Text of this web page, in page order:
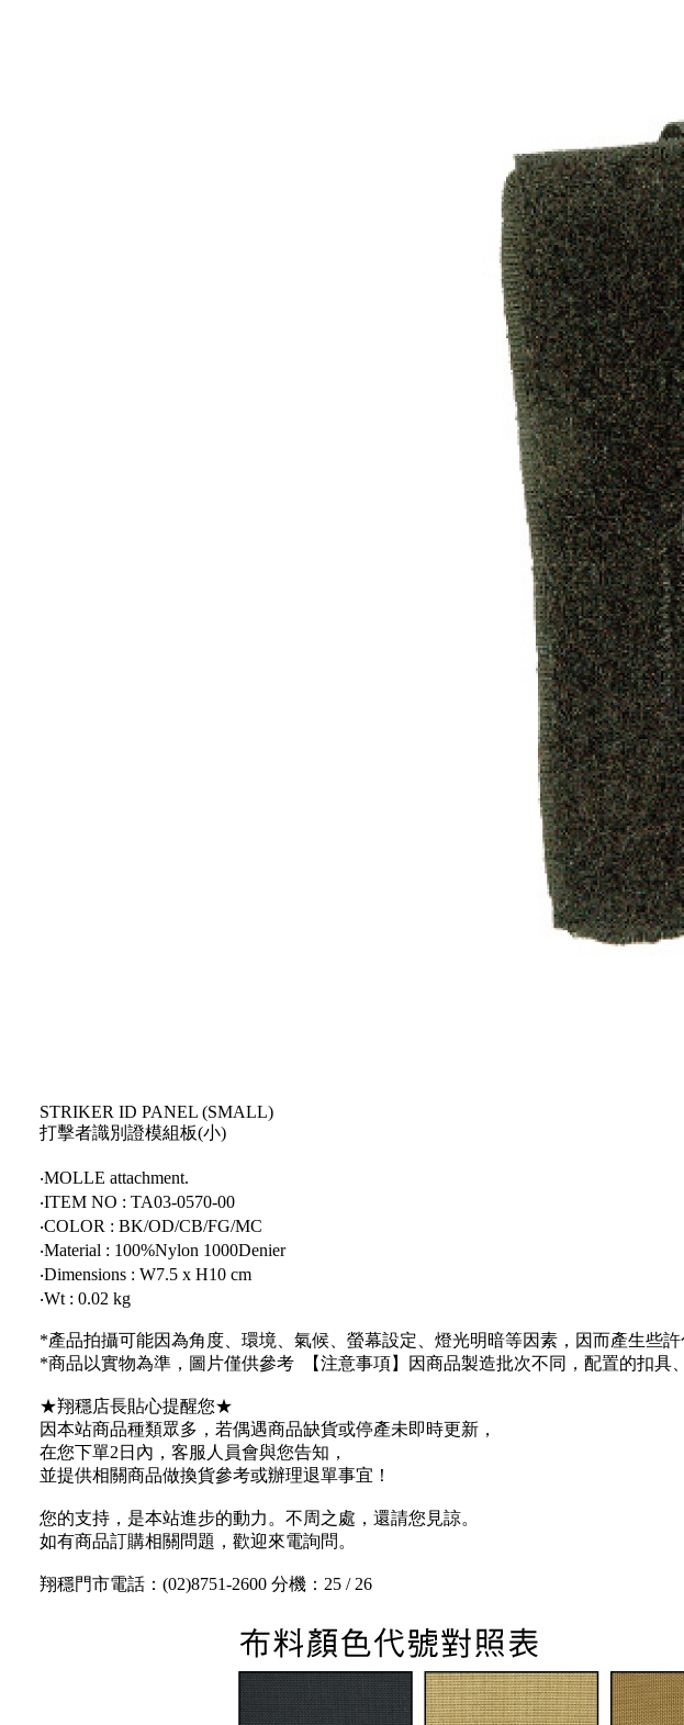
STRIKER ID PANEL (SMALL)
打擊者識別證模組板(小)
‧MOLLE attachment.
‧ITEM NO : TA03-0570-00
‧COLOR : BK/OD/CB/FG/MC
‧Material : 100%Nylon 1000Denier
‧Dimensions : W7.5 x H10 cm
‧Wt : 0.02 kg
*產品拍攝可能因為角度、環境、氣候、螢幕設定、燈光明暗等因素，因而產生些
*商品以實物為準，圖片僅供參考 【注意事項】因商品製造批次不同，配置的扣
★翔穩店長貼心提醒您★
因本站商品種類眾多，若偶遇商品缺貨或停產未即時更新，
在您下單2日內，客服人員會與您告知，
並提供相關商品做換貨參考或辦理退單事宜！
您的支持，是本站進步的動力。不周之處，還請您見諒。
如有商品訂購相關問題，歡迎來電詢問。
翔穩門市電話：(02)8751-2600 分機：25 / 26